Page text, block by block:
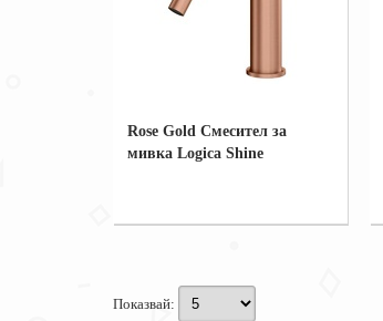
Rose Gold Смесител за
мивка Logica Shine
Показвай: